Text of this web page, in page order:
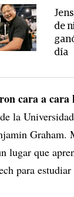
de
día
cara a cara
la
Graham.
lugar que
para